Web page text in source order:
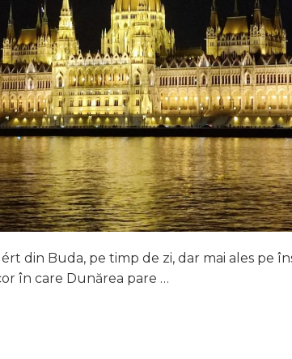
din Buda, pe timp de zi, dar mai ales pe
în care Dunărea pare …